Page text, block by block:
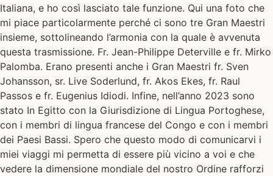
Italiana, e ho così lasciato tale funzione. Qui una foto che
mi piace particolarmente perché ci sono tre Gran Maestri
insieme, sottolineando l’armonia con la quale è avvenuta
questa trasmissione. Fr. Jean-Philippe Deterville e fr. Mirko
Palomba. Erano presenti anche i Gran Maestri fr. Sven
Johansson, sr. Live Soderlund, fr. Akos Ekes, fr. Raul
Passos e fr. Eugenius Idiodi. Infine, nell’anno 2023 sono
stato In Egitto con la Giurisdizione di Lingua Portoghese,
con i membri di lingua francese del Congo e con i membri
dei Paesi Bassi. Spero che questo modo di comunicarvi i
miei viaggi mi permetta di essere più vicino a voi e che
vedere la dimensione mondiale del nostro Ordine rafforzi